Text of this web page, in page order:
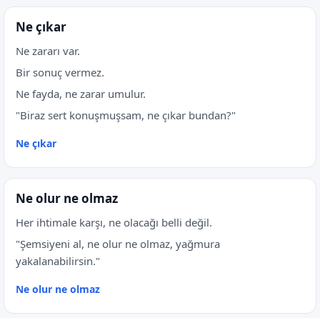
Ne çıkar
Ne zararı var.
Bir sonuç vermez.
Ne fayda, ne zarar umulur.
"Biraz sert konuşmuşsam, ne çıkar bundan?"
Ne çıkar
Ne olur ne olmaz
Her ihtimale karşı, ne olacağı belli değil.
"Şemsiyeni al, ne olur ne olmaz, yağmura
yakalanabilirsin."
Ne olur ne olmaz